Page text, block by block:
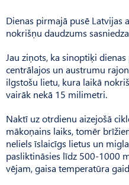
Dienas pirmajā pusē Latvijas
nokrišņu daudzums
Jau ziņots, ka sinoptiķi
centrālajos un austrumu
ilgstošu lietu, kura laikā
vairāk nekā 15 milimetri.
Naktī uz otrdienu aizejošā
mākoņains laiks, tomēr
neliels īslaicīgs lietus un
pasliktināsies līdz 500-1000
vējam, gaisa temperatūra